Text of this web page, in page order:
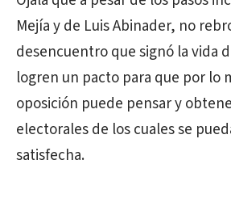
Mejía y de Luis Abinader, no
desencuentro que signó la vida
logren un pacto para que por lo
oposición puede pensar y
electorales de los cuales se
satisfecha.